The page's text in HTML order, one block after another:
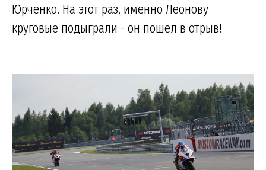
Юрченко. На этот раз, именно Леонову
круговые подыграли - он пошел в отрыв!